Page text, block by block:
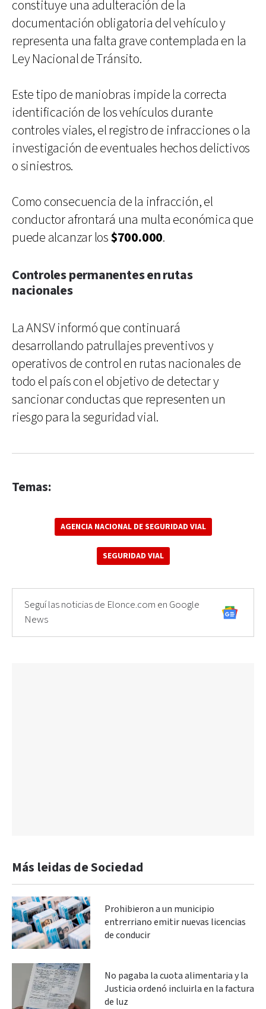
constituye una adulteración de la
documentación obligatoria del vehículo y
representa una falta grave contemplada en la
Ley Nacional de Tránsito.
Este tipo de maniobras impide la correcta
identificación de los vehículos durante
controles viales, el registro de infracciones o la
investigación de eventuales hechos delictivos
o siniestros.
Como consecuencia de la infracción, el
conductor afrontará una multa económica que
puede alcanzar los$700.000.
Controles permanentes en rutas
nacionales
La ANSV informó que continuará
desarrollando patrullajes preventivos y
operativos de control en rutas nacionales de
todo el país con el objetivo de detectar y
sancionar conductas que representen un
riesgo para la seguridad vial.
Temas:
AGENCIA NACIONAL DE SEGURIDAD VIAL
SEGURIDAD VIAL
Seguí las noticias de Elonce.com en Google
News
Más leidas de Sociedad
Prohibieron a un municipio
entrerriano emitir nuevas licencias
de conducir
No pagaba la cuota alimentaria y la
Justicia ordenó incluirla en la factura
de luz